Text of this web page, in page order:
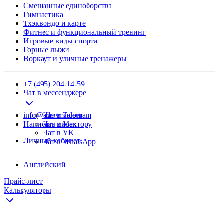
Смешанные единоборства
Гимнастика
Тхэквондо и карте
Фитнес и функциональный тренинг
Игровые виды спорта
Горные лыжи
Воркаут и уличные тренажеры
+7 (495) 204-14-59
Чат в мессенджере
Чат в Telegram
Чат в Max
Чат в VK
Чат в WhatsApp
info@adegma.com
Написать директору
Личный кабинет
Английский
Прайс-лист
Калькуляторы